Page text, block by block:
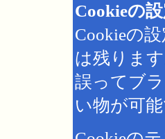
Cookieの
Cookieの
は残ります
誤ってブ
い物が可能